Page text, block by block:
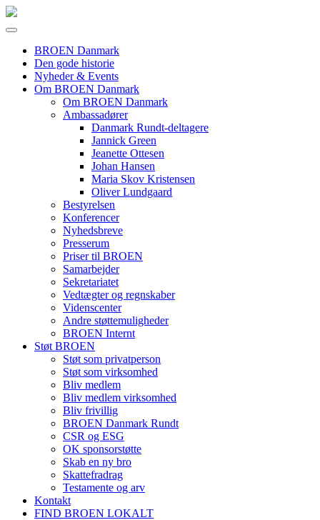
BROEN Danmark
Den gode historie
Nyheder & Events
Om BROEN Danmark
Om BROEN Danmark
Ambassadører
Danmark Rundt-deltagere
Jannick Green
Jeanette Ottesen
Johan Hansen
Maria Skov Kristensen
Oliver Lundgaard
Bestyrelsen
Konferencer
Nyhedsbreve
Presserum
Priser til BROEN
Samarbejder
Sekretariatet
Vedtægter og regnskaber
Videnscenter
Andre støttemuligheder
BROEN Internt
Støt BROEN
Støt som privatperson
Støt som virksomhed
Bliv medlem
Bliv medlem virksomhed
Bliv frivillig
BROEN Danmark Rundt
CSR og ESG
OK sponsorstøtte
Skab en ny bro
Skattefradrag
Testamente og arv
Kontakt
FIND BROEN LOKALT